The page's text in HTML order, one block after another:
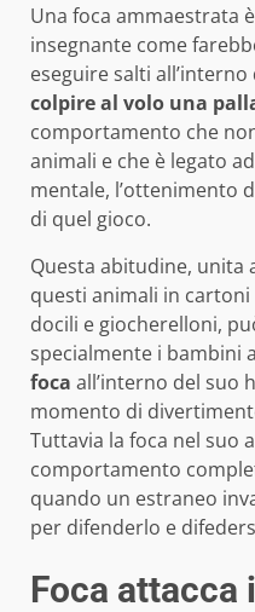
Una foca ammaestrata
insegnante come
eseguire salti
colpire al volo una
comportamento che
animali e che è legato
mentale, l’ottenimento
di quel gioco.
Questa abitudine, unita
questi animali in
docili e giocherelloni,
specialmente i bambini
foca all’interno del suo
momento di
Tuttavia la foca nel suo
comportamento
quando un estraneo
per difenderlo e
Foca attacca